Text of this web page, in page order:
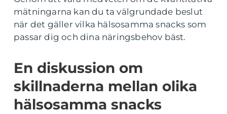
mätningarna kan du ta välgrundade beslut
när det gäller vilka hälsosamma snacks som
passar dig och dina näringsbehov bäst.
En diskussion om
skillnaderna mellan olika
hälsosamma snacks